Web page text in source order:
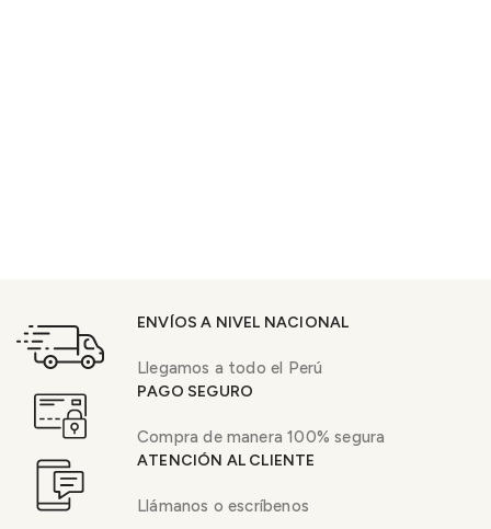
ENVÍOS A NIVEL NACIONAL
Llegamos a todo el Perú
PAGO SEGURO
Compra de manera 100% segura
ATENCIÓN AL CLIENTE
Llámanos o escríbenos